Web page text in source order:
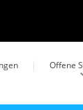
Offene